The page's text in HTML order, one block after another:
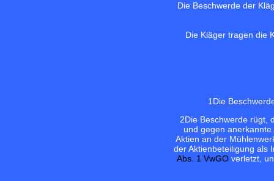
Die Beschwerde der
Die Kläger tragen die
1Die
2Die Beschwerde rügt,
und gegen
Aktien an der
der Aktienbeteiligung als
Abs. 1 VwGOverletzt,